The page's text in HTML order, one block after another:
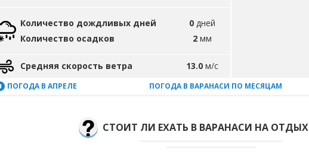
Количество дождливых дней
Количество осадков
0 дней
2 мм
Средняя скорость ветра 13.0 м/с
ПОГОДА В АПРЕЛЕ ПОГОДА В ВАРАНАСИ ПО МЕСЯЦАМ
СТОИТ ЛИ ЕХАТЬ В ВАРАНАСИ НА ОТДЫХ